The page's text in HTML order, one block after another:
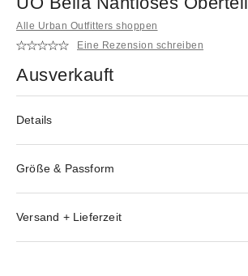
Alle Urban Outfitters shoppen
Eine Rezension schreiben
Ausverkauft
Details
Größe & Passform
Versand + Lieferzeit